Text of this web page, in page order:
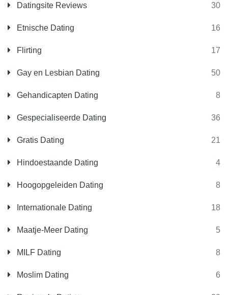
Datingsite Reviews 30
Etnische Dating 16
Flirting 17
Gay en Lesbian Dating 50
Gehandicapten Dating 8
Gespecialiseerde Dating 36
Gratis Dating 21
Hindoestaande Dating 4
Hoogopgeleiden Dating 8
Internationale Dating 18
Maatje-Meer Dating 5
MILF Dating 8
Moslim Dating 6